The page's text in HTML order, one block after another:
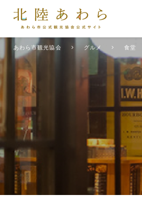
あわら市観光協会 グルメ 食堂